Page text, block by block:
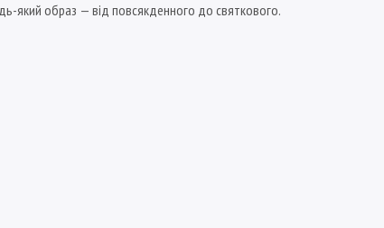
який образ — від повсякденного до святкового.